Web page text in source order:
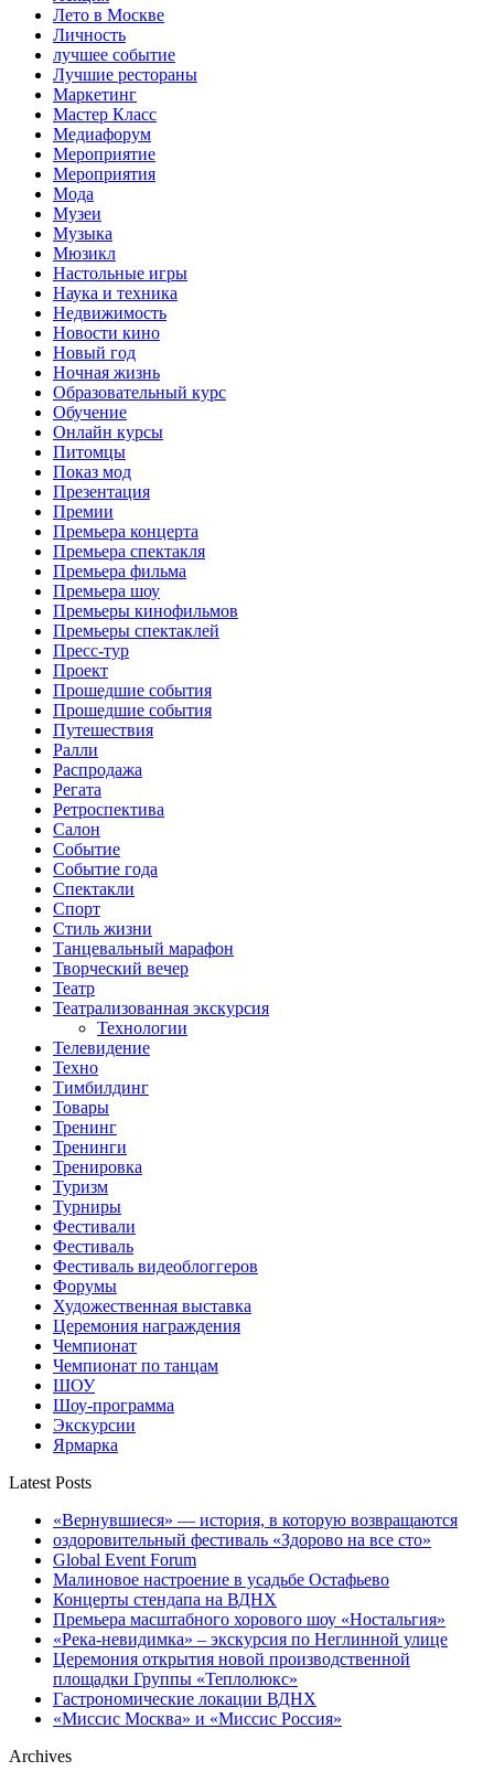
Лето в Москве
Личность
лучшее событие
Лучшие рестораны
Маркетинг
Мастер Класс
Медиафорум
Мероприятие
Мероприятия
Мода
Музеи
Музыка
Мюзикл
Настольные игры
Наука и техника
Недвижимость
Новости кино
Новый год
Ночная жизнь
Образовательный курс
Обучение
Онлайн курсы
Питомцы
Показ мод
Презентация
Премии
Премьера концерта
Премьера спектакля
Премьера фильма
Премьера шоу
Премьеры кинофильмов
Премьеры спектаклей
Пресс-тур
Проект
Прошедшие события
Прошедшие события
Путешествия
Ралли
Распродажа
Регата
Ретроспектива
Салон
Событие
Событие года
Спектакли
Спорт
Стиль жизни
Танцевальный марафон
Творческий вечер
Театр
Театрализованная экскурсия
Технологии
Телевидение
Техно
Тимбилдинг
Товары
Тренинг
Тренинги
Тренировка
Туризм
Турниры
Фестивали
Фестиваль
Фестиваль видеоблоггеров
Форумы
Художественная выставка
Церемония награждения
Чемпионат
Чемпионат по танцам
ШОУ
Шоу-программа
Экскурсии
Ярмарка
Latest Posts
«Вернувшиеся» — история, в которую возвращаются
оздоровительный фестиваль «Здорово на все сто»
Global Event Forum
Малиновое настроение в усадьбе Остафьево
Концерты стендапа на ВДНХ
Премьера масштабного хорового шоу «Ностальгия»
«Река-невидимка» – экскурсия по Неглинной улице
Церемония открытия новой производственной
площадки Группы «Теплолюкс»
Гастрономические локации ВДНХ
«Миссис Москва» и «Миссис Россия»
Archives